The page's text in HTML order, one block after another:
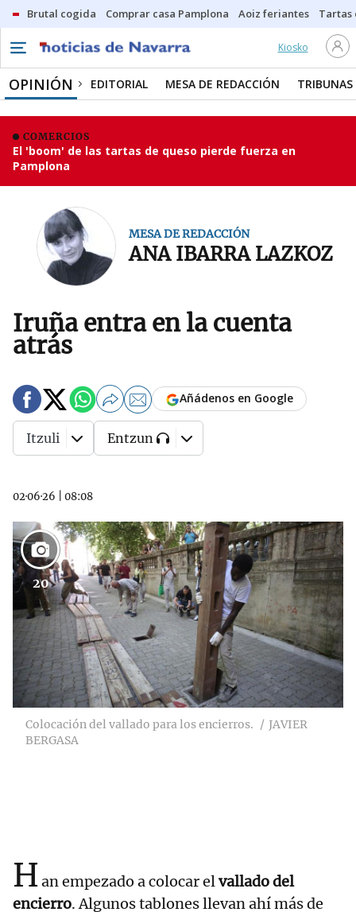
Brutal cogida Comprar casa Pamplona Aoiz feriantes Tartas
Kiosko
OPINIÓN EDITORIAL MESA DE REDACCIÓN TRIBUNAS
COMERCIOS
El 'boom' de las tartas de queso pierde fuerza en
Pamplona
MESA DE REDACCIÓN
ANA IBARRA LAZKOZ
Iruña entra en la cuenta
atrás
02·06·26 08:08
Añádenos en Google
Itzuli Entzun
20
Colocación del vallado para los encierros.
JAVIER
BERGASA
H an empezado a colocar elvallado del
encierro. Algunos tablones llevan ahí más de